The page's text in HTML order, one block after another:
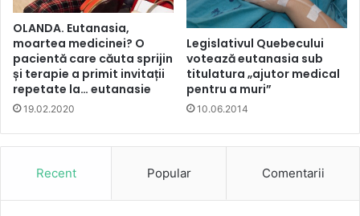
OLANDA. Eutanasia,
moartea medicinei? O
pacientă care căuta sprijin
și terapie a primit invitații
repetate la… eutanasie
19.02.2020
Legislativul Quebecului
votează eutanasia sub
titulatura „ajutor medical
pentru a muri”
10.06.2014
Recent Popular Comentarii